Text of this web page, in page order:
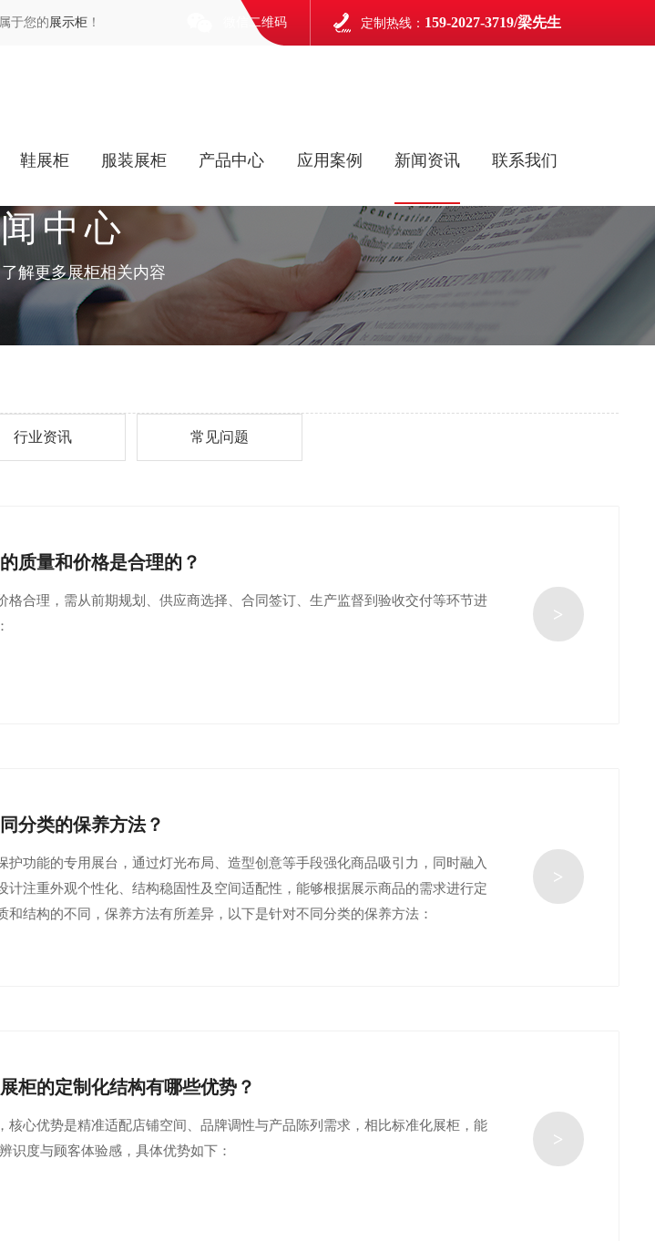
于您的展示柜 ！ 微信二维码 定制热线： 159-2027-3719/梁先生
鞋展柜 服装展柜 产品中心 应用案例 新闻资讯 联系我们
中心
解更多展柜相关内容
行业资讯 常见问题
质量和价格是合理的？
格合理，需从前期规划、供应商选择、合同签订、生产监督到验收交付等环节进
>
分类的保养方法？
护功能的专用展台，通过灯光布局、造型创意等手段强化商品吸引力，同时融入
计注重外观个性化、结构稳固性及空间适配性，能够根据展示商品的需求进行定
和结构的不同，保养方法有所差异，以下是针对不同分类的保养方法：
>
柜的定制化结构有哪些优势？
核心优势是精准适配店铺空间、品牌调性与产品陈列需求，相比标准化展柜，能
识度与顾客体验感，具体优势如下：
>